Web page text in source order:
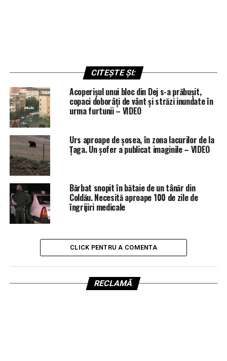
CITEȘTE ȘI:
Acoperișul unui bloc din Dej s-a prăbușit,
copaci doborâți de vânt și străzi inundate în
urma furtunii – VIDEO
Urs aproape de șosea, în zona lacurilor de la
Țaga. Un șofer a publicat imaginile – VIDEO
Bărbat snopit în bătaie de un tânăr din
Coldău. Necesită aproape 100 de zile de
îngrijiri medicale
CLICK PENTRU A COMENTA
RECLAMĂ